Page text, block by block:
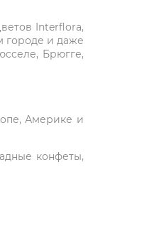
Interflora,
городе и даже
Брюгге,
Америке и
конфеты,